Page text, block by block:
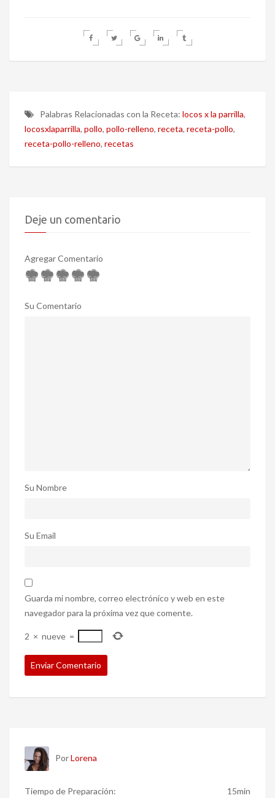
Palabras Relacionadas con la Receta: locos x la parrilla,
locosxlaparrilla, pollo, pollo-relleno, receta, receta-pollo,
receta-pollo-relleno, recetas
Deje un comentario
Agregar Comentario
Su Comentario
Su Nombre
Su Email
Guarda mi nombre, correo electrónico y web en este
navegador para la próxima vez que comente.
2 × nueve =
PorLorena
Tiempo de Preparación: 15min